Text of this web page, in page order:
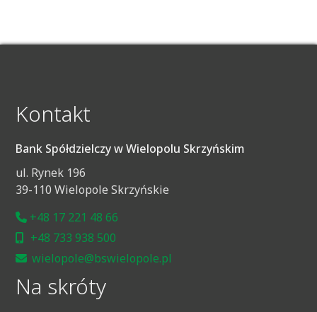
Kontakt
Bank Spółdzielczy w Wielopolu Skrzyńskim
ul. Rynek 196
39-110 Wielopole Skrzyńskie
+48 17 221 48 66
+48 733 938 500
wielopole@bswielopole.pl
Na skróty